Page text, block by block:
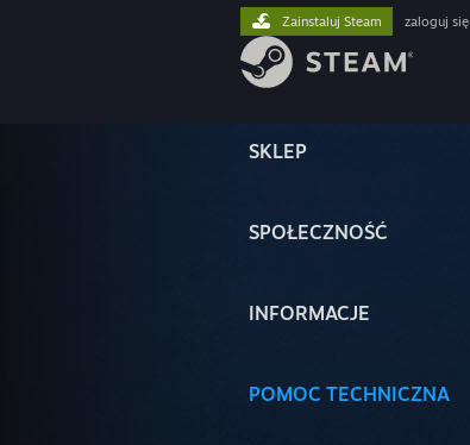
SKLEP
SPOŁECZNOŚĆ
INFORMACJE
POMOC TECHNICZNA
Zainstaluj Steam zaloguj się